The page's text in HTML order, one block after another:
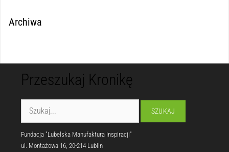
Archiwa
Przeszukaj Kronikę
Fundacja "Lubelska Manufaktura Inspiracji"
ul. Montażowa 16, 20-214 Lublin